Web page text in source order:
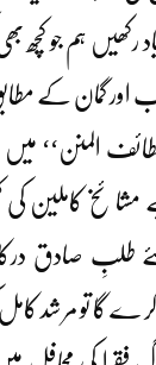
رکھیں ہم جو کچھ
گمان کے
لطائف المنن‘‘
مشا ئخ کاملین
طلبِ صادق
گا تو مر شد کامل